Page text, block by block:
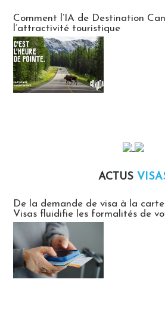
Comment l’IA de Destination
l’attractivité touristique
ACTUS
De la demande de visa à la carte
Visas fluidifie les formalités de